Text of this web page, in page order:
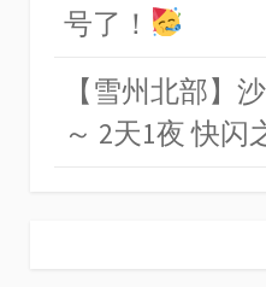
号了！
【雪州北部】
～ 2天1夜 快闪